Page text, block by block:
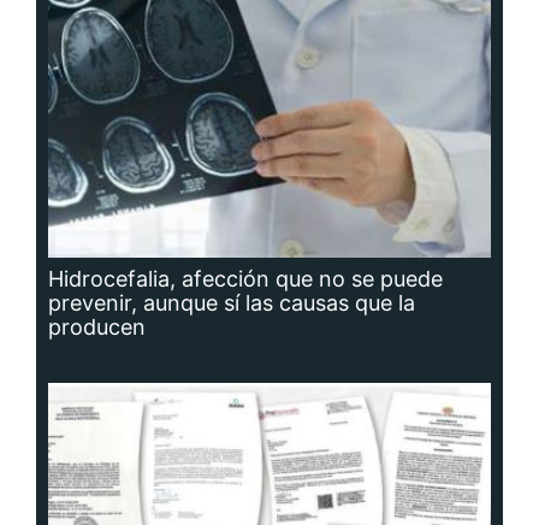
Hidrocefalia, afección que no se puede
prevenir, aunque sí las causas que la
producen